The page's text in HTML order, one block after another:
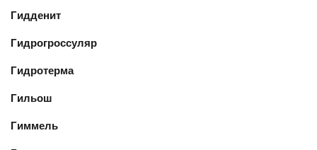
Гидденит
Гидрогроссуляр
Гидротерма
Гильош
Гиммель